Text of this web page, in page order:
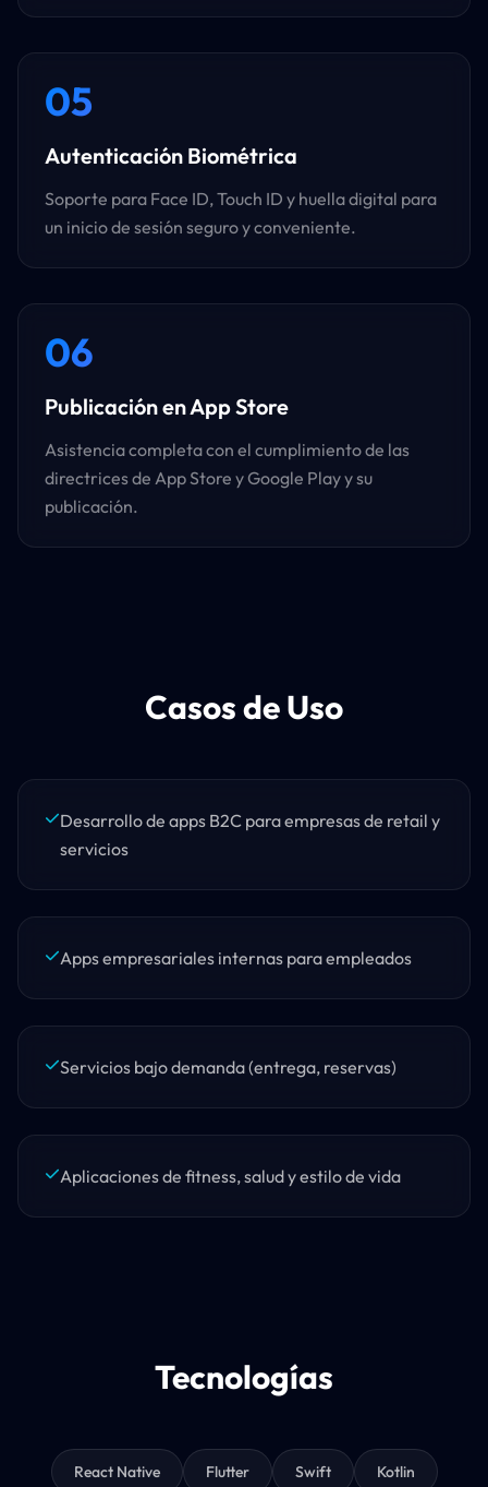
05
Autenticación Biométrica
Soporte para Face ID, Touch ID y huella digital para
un inicio de sesión seguro y conveniente.
06
Publicación en App Store
Asistencia completa con el cumplimiento de las
directrices de App Store y Google Play y su
publicación.
Casos de Uso
Desarrollo de apps B2C para empresas de retail y
servicios
Apps empresariales internas para empleados
Servicios bajo demanda (entrega, reservas)
Aplicaciones de fitness, salud y estilo de vida
Tecnologías
React Native Flutter Swift Kotlin